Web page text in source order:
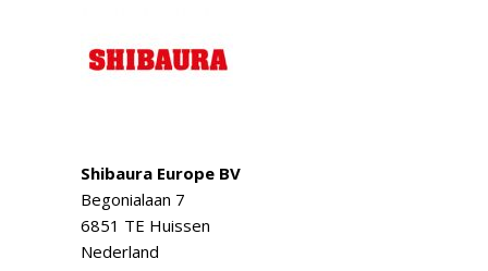
Shibaura Europe BV
Begonialaan 7
6851 TE Huissen
Nederland